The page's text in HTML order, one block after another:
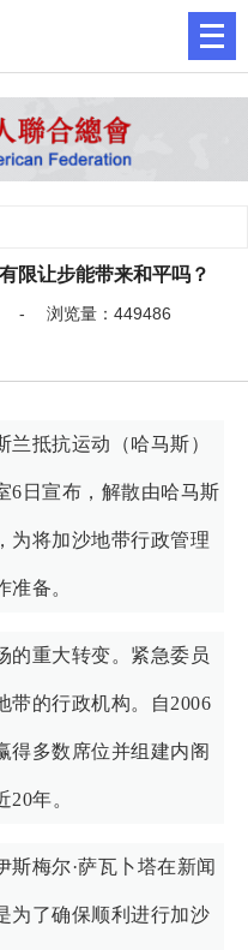
限让步能带来和平吗？
- 浏览量：449486
抵抗运动（哈马斯）
6日宣布，解散由哈马斯
，为将加沙地带行政管理
准备。
的重大转变。紧急委员
带的行政机构。自2006
得多数席位并组建内阁
年。
斯梅尔·萨瓦卜塔在新闻
为了确保顺利进行加沙